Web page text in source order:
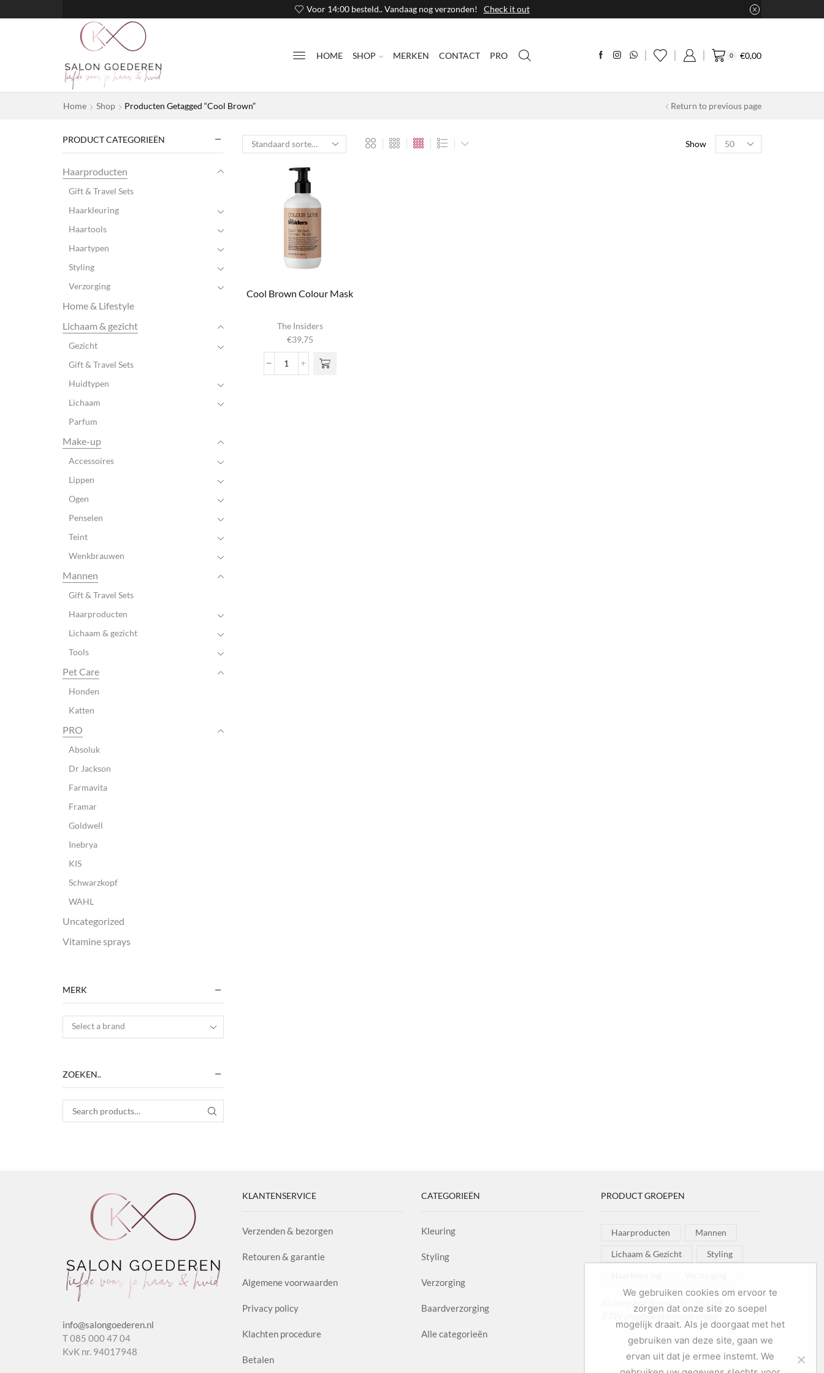
Voor 14:00 besteld.. Vandaag nog verzonden! Check it out
HOME SHOP MERKEN CONTACT PRO 0 €0,00
Home Shop Producten Getagged “Cool Brown” Return to previous page
Show
Products
per
Cool Brown Colour Mask
The Insiders
€39,75
Cool
PRODUCT CATEGORIEËN
Haarproducten
Gift & Travel Sets
Haarkleuring
Haartools
Haartypen
Styling
Verzorging
Home & Lifestyle
Lichaam & gezicht
Gezicht
Gift & Travel Sets
Huidtypen
Lichaam
Parfum
Make-up
Accessoires
Lippen
Ogen
Penselen
Teint
Wenkbrauwen
Mannen
Gift & Travel Sets
Haarproducten
Lichaam & gezicht
Tools
Pet Care
Honden
Katten
PRO
Absoluk
Dr Jackson
Farmavita
Framar
Goldwell
Inebrya
KIS
Schwarzkopf
WAHL
Uncategorized
Vitamine sprays
MERK
Select a brand
ZOEKEN..
Search for: SEARCH
info@salongoederen.nl
T 085 000 47 04
KvK nr. 94017948
KLANTENSERVICE
Verzenden & bezorgen
Retouren & garantie
Algemene voorwaarden
Privacy policy
Klachten procedure
Betalen
CATEGORIEËN
Kleuring
Styling
Verzorging
Baardverzorging
Alle categorieën
PRODUCT GROEPEN
Haarproducten Mannen
Lichaam & Gezicht Styling
Al onze goederen zijn inclusief
BTW afgebeeld in onze shop!
We gebruiken cookies om ervoor te
zorgen dat onze site zo soepel
mogelijk draait. Als je doorgaat met het
gebruiken van deze site, gaan we
ervan uit dat je ermee instemt. We